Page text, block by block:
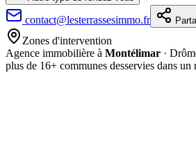
contact@lesterrassesimmo.fr
Zones d'intervention
Agence immobilière à Montélimar ·
plus de 16+ communes desservies dans